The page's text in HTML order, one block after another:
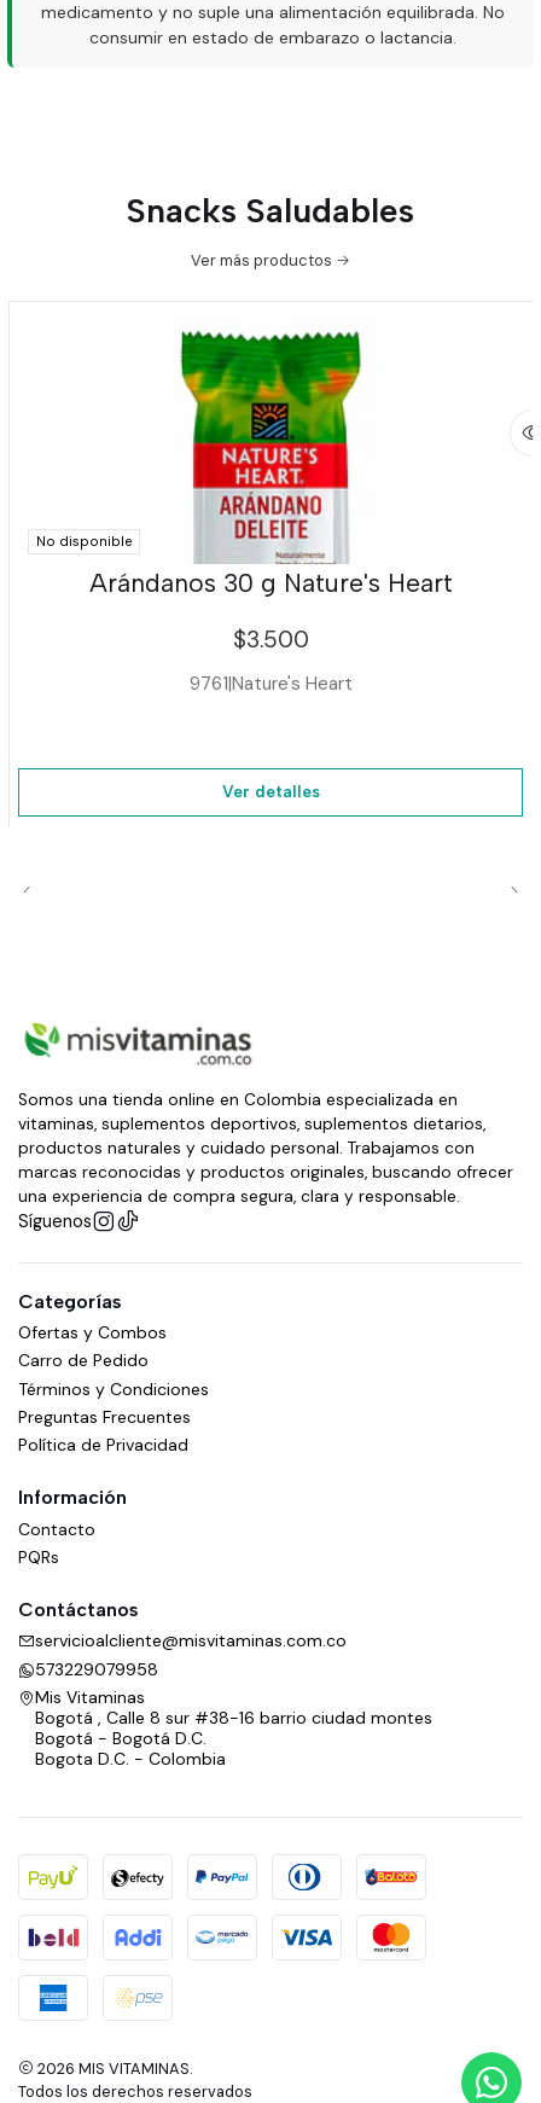
medicamento y no suple una alimentación equilibrada. No
consumir en estado de embarazo o lactancia.
Snacks Saludables
Ver más productos
No disponible
Arándanos 30 g Nature's Heart
$3.500
9761|Nature's Heart
Ver detalles
Somos una tienda online en Colombia especializada en
vitaminas, suplementos deportivos, suplementos dietarios,
productos naturales y cuidado personal. Trabajamos con
marcas reconocidas y productos originales, buscando ofrecer
una experiencia de compra segura, clara y responsable.
Síguenos
Categorías
Ofertas y Combos
Carro de Pedido
Términos y Condiciones
Preguntas Frecuentes
Política de Privacidad
Información
Contacto
PQRs
Contáctanos
servicioalcliente@misvitaminas.com.co
573229079958
Mis Vitaminas
Bogotá , Calle 8 sur #38-16 barrio ciudad montes
Bogotá - Bogotá D.C.
Bogota D.C. - Colombia
2026 MIS VITAMINAS.
Todos los derechos reservados